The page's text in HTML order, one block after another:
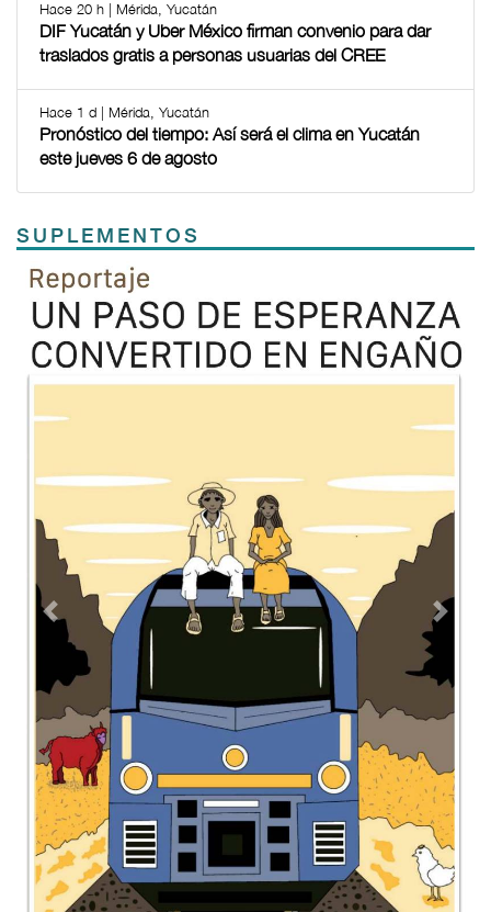
Hace 20 h | Mérida, Yucatán
DIF Yucatán y Uber México firman convenio para dar
traslados gratis a personas usuarias del CREE
Hace 1 d | Mérida, Yucatán
Pronóstico del tiempo: Así será el clima en Yucatán
este jueves 6 de agosto
SUPLEMENTOS
Previous Next